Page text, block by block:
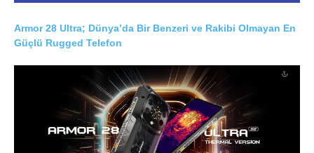
Armor 28 Ultra; Dünya’da Bir Benzeri ve Rakibi Olmayan En
Güçlü Rugged Telefon